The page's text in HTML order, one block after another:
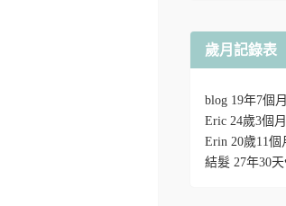
歲月記錄表
blog 19年7個
Eric 24歲3個
Erin 20歲11個
結髮 27年30